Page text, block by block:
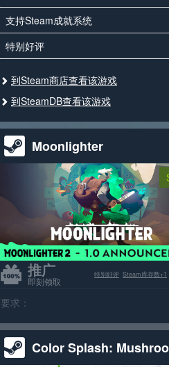
支持Steam成就系统
特别好评
到Steam商店查看该游戏
到SteamDB查看该游戏
Moonlighter
推广
即刻领取
Steam库存数+1
特别好评
要求：
Color Splash: